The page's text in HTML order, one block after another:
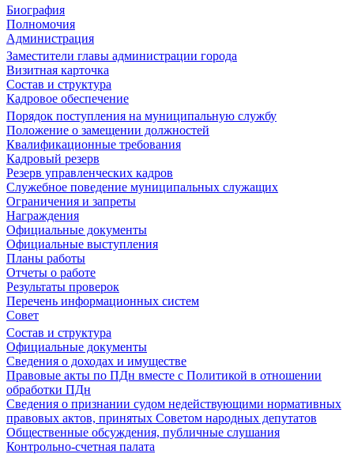
Биография
Полномочия
Администрация
Заместители главы администрации города
Визитная карточка
Состав и структура
Кадровое обеспечение
Порядок поступления на муниципальную службу
Положение о замещении должностей
Квалификационные требования
Кадровый резерв
Резерв управленческих кадров
Служебное поведение муниципальных служащих
Ограничения и запреты
Награждения
Официальные документы
Официальные выступления
Планы работы
Отчеты о работе
Результаты проверок
Перечень информационных систем
Совет
Состав и структура
Официальные документы
Сведения о доходах и имуществе
Правовые акты по ПДн вместе с Политикой в отношении
обработки ПДн
Сведения о признании судом недействующими нормативных
правовых актов, принятых Советом народных депутатов
Общественные обсуждения, публичные слушания
Контрольно-счетная палата